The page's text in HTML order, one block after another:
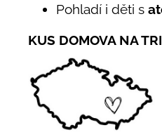
Pohladí i děti s
KUS DOMOVA NA